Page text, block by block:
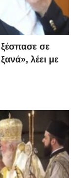
τελειώσανε
ξέσπασε σε
λέει με